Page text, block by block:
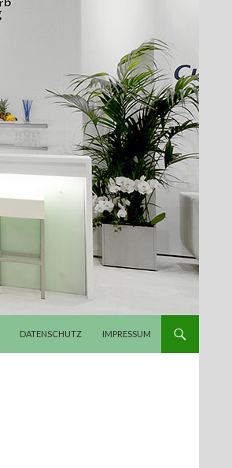
DATENSCHUTZ IMPRESSUM